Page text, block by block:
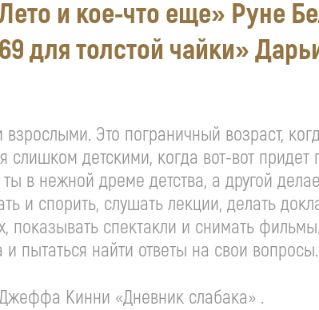
и кое-что еще» Руне
для толстой чайки»
Это пограничный возраст,
детскими, когда вот-вот придет
в нежной дреме детства, а другой
и спорить, слушать лекции, делать
показывать спектакли и снимать
пытаться найти ответы на свои вопросы.
Кинни «Дневник слабака» .